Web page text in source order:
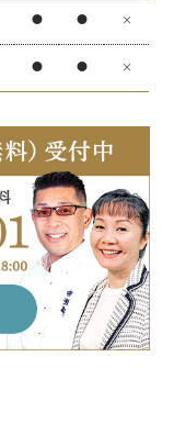
● ● ×
● ● ×